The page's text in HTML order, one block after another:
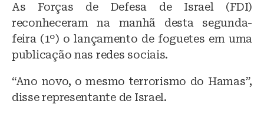
As Forças de Defesa de Israel (FDI)
reconheceram na manhã desta segunda-
feira (1º) o lançamento de foguetes em uma
publicação nas redes sociais.
“Ano novo, o mesmo terrorismo do Hamas”,
disse representante de Israel.